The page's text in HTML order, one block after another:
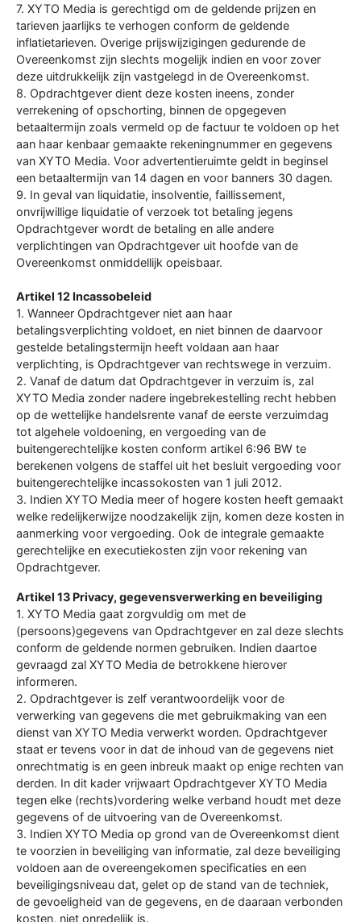
7. XYTO Media is gerechtigd om de geldende prijzen en
tarieven jaarlijks te verhogen conform de geldende
inflatietarieven. Overige prijswijzigingen gedurende de
Overeenkomst zijn slechts mogelijk indien en voor zover
deze uitdrukkelijk zijn vastgelegd in de Overeenkomst.
8. Opdrachtgever dient deze kosten ineens, zonder
verrekening of opschorting, binnen de opgegeven
betaaltermijn zoals vermeld op de factuur te voldoen op het
aan haar kenbaar gemaakte rekeningnummer en gegevens
van XYTO Media. Voor advertentieruimte geldt in beginsel
een betaaltermijn van 14 dagen en voor banners 30 dagen.
9. In geval van liquidatie, insolventie, faillissement,
onvrijwillige liquidatie of verzoek tot betaling jegens
Opdrachtgever wordt de betaling en alle andere
verplichtingen van Opdrachtgever uit hoofde van de
Overeenkomst onmiddellijk opeisbaar.
Artikel 12 Incassobeleid
1. Wanneer Opdrachtgever niet aan haar
betalingsverplichting voldoet, en niet binnen de daarvoor
gestelde betalingstermijn heeft voldaan aan haar
verplichting, is Opdrachtgever van rechtswege in verzuim.
2. Vanaf de datum dat Opdrachtgever in verzuim is, zal
XYTO Media zonder nadere ingebrekestelling recht hebben
op de wettelijke handelsrente vanaf de eerste verzuimdag
tot algehele voldoening, en vergoeding van de
buitengerechtelijke kosten conform artikel 6:96 BW te
berekenen volgens de staffel uit het besluit vergoeding voor
buitengerechtelijke incassokosten van 1 juli 2012.
3. Indien XYTO Media meer of hogere kosten heeft gemaakt
welke redelijkerwijze noodzakelijk zijn, komen deze kosten in
aanmerking voor vergoeding. Ook de integrale gemaakte
gerechtelijke en executiekosten zijn voor rekening van
Opdrachtgever.
Artikel 13 Privacy, gegevensverwerking en beveiliging
1. XYTO Media gaat zorgvuldig om met de
(persoons)gegevens van Opdrachtgever en zal deze slechts
conform de geldende normen gebruiken. Indien daartoe
gevraagd zal XYTO Media de betrokkene hierover
informeren.
2. Opdrachtgever is zelf verantwoordelijk voor de
verwerking van gegevens die met gebruikmaking van een
dienst van XYTO Media verwerkt worden. Opdrachtgever
staat er tevens voor in dat de inhoud van de gegevens niet
onrechtmatig is en geen inbreuk maakt op enige rechten van
derden. In dit kader vrijwaart Opdrachtgever XYTO Media
tegen elke (rechts)vordering welke verband houdt met deze
gegevens of de uitvoering van de Overeenkomst.
3. Indien XYTO Media op grond van de Overeenkomst dient
te voorzien in beveiliging van informatie, zal deze beveiliging
voldoen aan de overeengekomen specificaties en een
beveiligingsniveau dat, gelet op de stand van de techniek,
de gevoeligheid van de gegevens, en de daaraan verbonden
kosten, niet onredelijk is.